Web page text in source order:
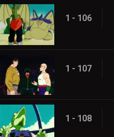
1 - 106
1 - 107
1 - 108